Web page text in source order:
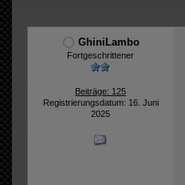
GhiniLambo
Fortgeschrittener
Beiträge: 125
Registrierungsdatum: 16. Juni
2025